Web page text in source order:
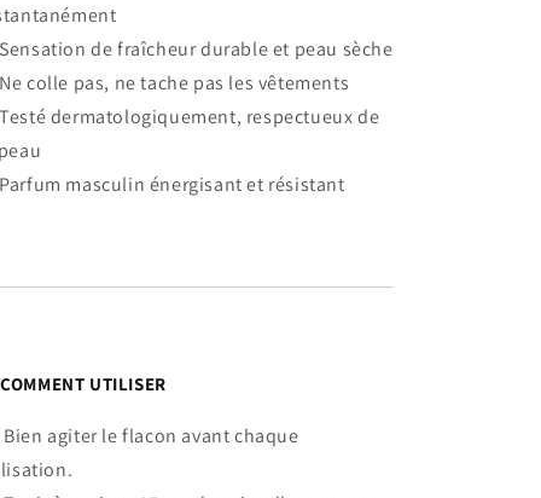
de fraîcheur durable et peau sèche
colle pas, ne tache pas les vêtements
dermatologiquement, respectueux de
masculin énergisant et résistant
COMMENT UTILISER
agiter le flacon avant chaque